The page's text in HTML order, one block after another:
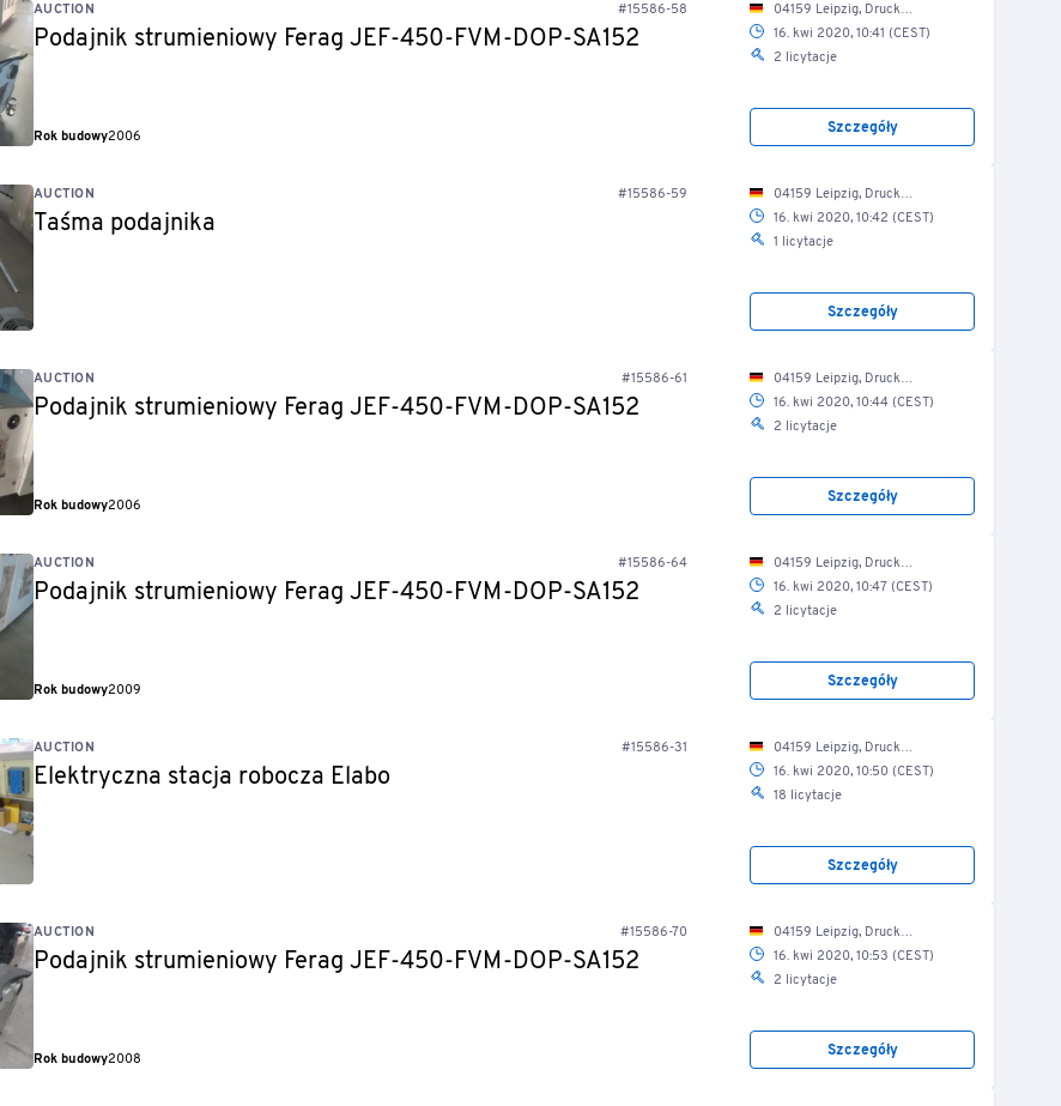
AUCTION #15586-58
Podajnik strumieniowy Ferag JEF-450-FVM-DOP-SA152
Rok budowy2006
04159 Leipzig, Druckereistr. 1/ Weiterverarbeitung
16. kwi 2020, 10:41 (CEST)
2 licytacje
Szczegóły
AUCTION #15586-59
Taśma podajnika
04159 Leipzig, Druckereistr. 1/ Weiterverarbeitung
16. kwi 2020, 10:42 (CEST)
1 licytacje
Szczegóły
AUCTION #15586-61
Podajnik strumieniowy Ferag JEF-450-FVM-DOP-SA152
Rok budowy2006
04159 Leipzig, Druckereistr. 1/ Weiterverarbeitung
16. kwi 2020, 10:44 (CEST)
2 licytacje
Szczegóły
AUCTION #15586-64
Podajnik strumieniowy Ferag JEF-450-FVM-DOP-SA152
Rok budowy2009
04159 Leipzig, Druckereistr. 1/ Weiterverarbeitung
16. kwi 2020, 10:47 (CEST)
2 licytacje
Szczegóły
AUCTION #15586-31
Elektryczna stacja robocza Elabo
04159 Leipzig, Druckereistr. 1/ Elektro-Werkstatt
16. kwi 2020, 10:50 (CEST)
18 licytacje
Szczegóły
AUCTION #15586-70
Podajnik strumieniowy Ferag JEF-450-FVM-DOP-SA152
Rok budowy2008
04159 Leipzig, Druckereistr. 1/ Weiterverarbeitung
16. kwi 2020, 10:53 (CEST)
2 licytacje
Szczegóły